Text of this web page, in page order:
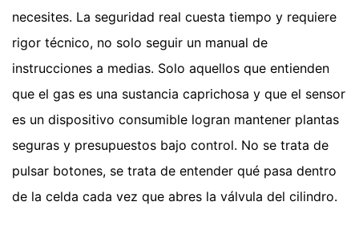
necesites. La seguridad real cuesta tiempo y requiere
rigor técnico, no solo seguir un manual de
instrucciones a medias. Solo aquellos que entienden
que el gas es una sustancia caprichosa y que el sensor
es un dispositivo consumible logran mantener plantas
seguras y presupuestos bajo control. No se trata de
pulsar botones, se trata de entender qué pasa dentro
de la celda cada vez que abres la válvula del cilindro.